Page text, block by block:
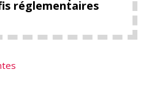
réglementaires